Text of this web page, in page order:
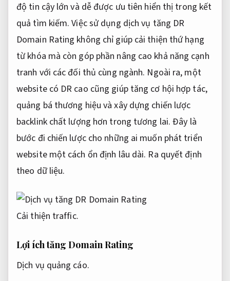
độ tin cậy lớn và dễ được ưu tiên hiển thị trong kết
quả tìm kiếm. Việc sử dụng dịch vụ tăng DR
Domain Rating không chỉ giúp cải thiện thứ hạng
từ khóa mà còn góp phần nâng cao khả năng cạnh
tranh với các đối thủ cùng ngành. Ngoài ra, một
website có DR cao cũng giúp tăng cơ hội hợp tác,
quảng bá thương hiệu và xây dựng chiến lược
backlink chất lượng hơn trong tương lai. Đây là
bước đi chiến lược cho những ai muốn phát triển
website một cách ổn định lâu dài. Ra quyết định
theo dữ liệu.
Cải thiện traffic.
Lợi ích tăng Domain Rating
Dịch vụ quảng cáo.